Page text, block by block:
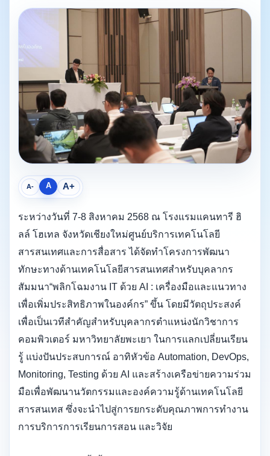
A- A A+
ระหว่างวันที่ 7-8 สิงหาคม 2568 ณ โรงแรมแคนทารี ฮิ
ลล์ โฮเทล จังหวัดเชียงใหม่ศูนย์บริการเทคโนโลยี
สารสนเทศและการสื่อสาร ได้จัดทำโครงการพัฒนา
ทักษะทางด้านเทคโนโลยีสารสนเทศสำหรับบุคลากร
สัมมนา“พลิกโฉมงาน IT ด้วย AI : เครื่องมือและแนวทาง
เพื่อเพิ่มประสิทธิภาพในองค์กร” ขึ้น โดยมีวัตถุประสงค์
เพื่อเป็นเวทีสำคัญสำหรับบุคลากรตำแหน่งนักวิชาการ
คอมพิวเตอร์ มหาวิทยาลัยพะเยา ในการแลกเปลี่ยนเรียน
รู้ แบ่งปันประสบการณ์ อาทิหัวข้อ Automation, DevOps,
Monitoring, Testing ด้วย AI และสร้างเครือข่ายความร่วม
มือเพื่อพัฒนานวัตกรรมและองค์ความรู้ด้านเทคโนโลยี
สารสนเทส ซึ่งจะนำไปสู่การยกระดับคุณภาพการทำงาน
การบริการการเรียนการสอน และวิจัย